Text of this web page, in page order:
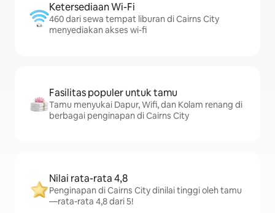
Ketersediaan Wi-Fi
460 dari sewa tempat liburan di Cairns City
menyediakan akses wi-fi
Fasilitas populer untuk tamu
Tamu menyukai Dapur, Wifi, dan Kolam renang di
berbagai penginapan di Cairns City
Nilai rata-rata 4,8
Penginapan di Cairns City dinilai tinggi oleh tamu
—rata-rata 4,8 dari 5!